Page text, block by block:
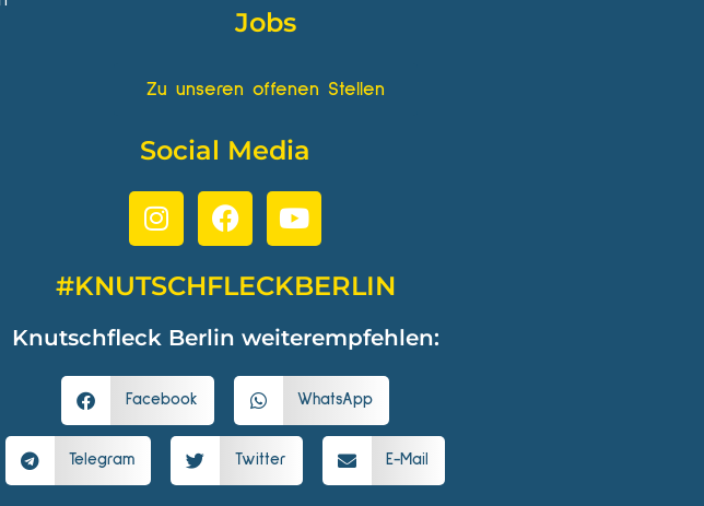
Jobs
Zu unseren offenen Stellen
Social Media
#KNUTSCHFLECKBERLIN
Knutschfleck Berlin weiterempfehlen:
Facebook WhatsApp
Telegram Twitter E-Mail